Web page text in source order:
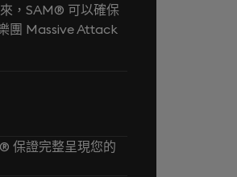
，SAM® 可以確保
團 Massive Attack
保證完整呈現您的